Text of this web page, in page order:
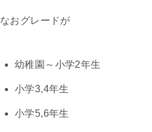
なおグレードが
幼稚園～小学2年生
小学3,4年生
小学5,6年生